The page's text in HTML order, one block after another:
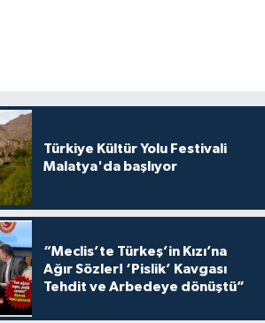
Türkiye Kültür Yolu Festivali
Malatya'da başlıyor
“Meclis’te Türkeş’in Kızı’na
Ağır Sözler! ‘Pislik’ Kavgası
Tehdit ve Arbedeye dönüştü”